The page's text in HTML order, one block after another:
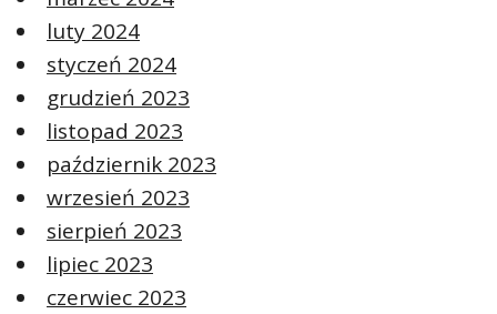
luty 2024
styczeń 2024
grudzień 2023
listopad 2023
październik 2023
wrzesień 2023
sierpień 2023
lipiec 2023
czerwiec 2023